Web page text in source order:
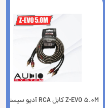
Z-EVO 5.0M کابل RCA آدیو سیستم